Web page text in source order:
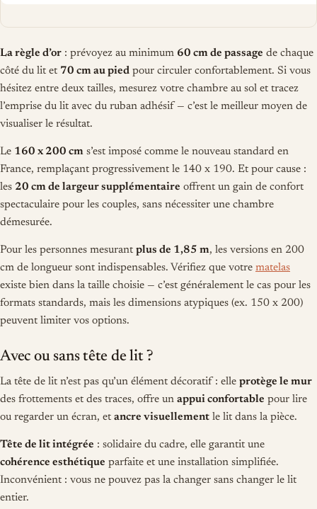
La règle d’or : prévoyez au minimum 60 cm de passage de chaque
côté du lit et 70 cm au pied pour circuler confortablement. Si vous
hésitez entre deux tailles, mesurez votre chambre au sol et tracez
l’emprise du lit avec du ruban adhésif — c’est le meilleur moyen de
visualiser le résultat.
Le 160 x 200 cm s’est imposé comme le nouveau standard en
France, remplaçant progressivement le 140 x 190. Et pour cause :
les 20 cm de largeur supplémentaire offrent un gain de confort
spectaculaire pour les couples, sans nécessiter une chambre
démesurée.
Pour les personnes mesurant plus de 1,85 m, les versions en 200
cm de longueur sont indispensables. Vérifiez que votre matelas
existe bien dans la taille choisie — c’est généralement le cas pour les
formats standards, mais les dimensions atypiques (ex. 150 x 200)
peuvent limiter vos options.
Avec ou sans tête de lit ?
La tête de lit n’est pas qu’un élément décoratif : elle protège le mur
des frottements et des traces, offre un appui confortable pour lire
ou regarder un écran, et ancre visuellement le lit dans la pièce.
Tête de lit intégrée : solidaire du cadre, elle garantit une
cohérence esthétique parfaite et une installation simplifiée.
Inconvénient : vous ne pouvez pas la changer sans changer le lit
entier.